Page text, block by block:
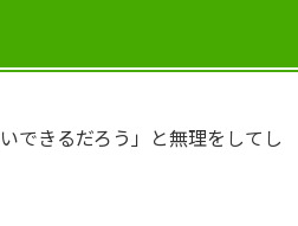
できるだろう」と無理をしてし